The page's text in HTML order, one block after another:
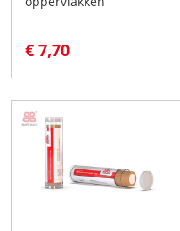
€ 7,70